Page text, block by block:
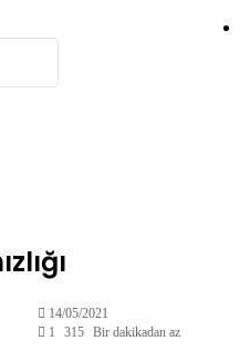
14/05/2021
1
315 Bir dakikadan az